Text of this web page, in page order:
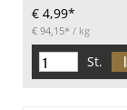
€ 4,99*
€ 94,15* / kg
St.